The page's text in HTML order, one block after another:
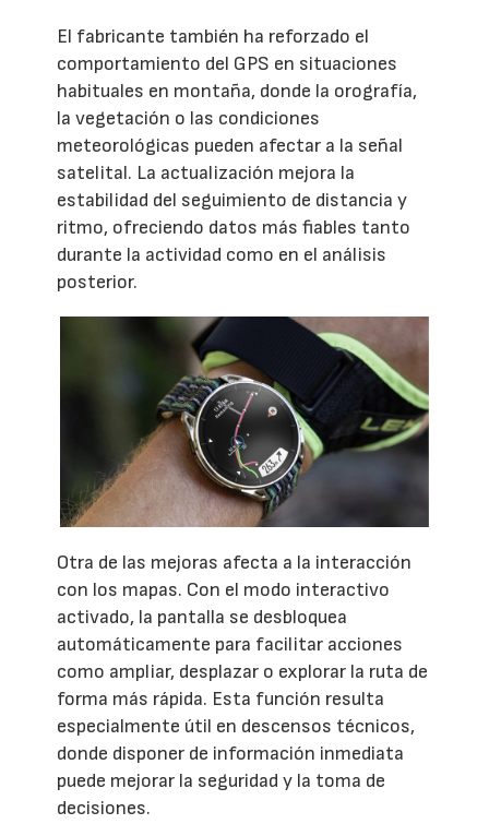
El fabricante también ha reforzado el
comportamiento del GPS en situaciones
habituales en montaña, donde la orografía,
la vegetación o las condiciones
meteorológicas pueden afectar a la señal
satelital. La actualización mejora la
estabilidad del seguimiento de distancia y
ritmo, ofreciendo datos más fiables tanto
durante la actividad como en el análisis
posterior.
Otra de las mejoras afecta a la interacción
con los mapas. Con el modo interactivo
activado, la pantalla se desbloquea
automáticamente para facilitar acciones
como ampliar, desplazar o explorar la ruta de
forma más rápida. Esta función resulta
especialmente útil en descensos técnicos,
donde disponer de información inmediata
puede mejorar la seguridad y la toma de
decisiones.